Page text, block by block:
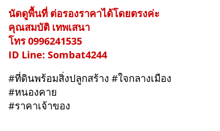
นัดดูพื้นที่ ต่อรองราคาได้โดยตรงค่ะ
คุณสมบัติ เทพเสนา
โทร 0996241535
ID Line: Sombat4244
#ที่ดินพร้อมสิ่งปลูกสร้าง #ใจกลางเมือง
#หนองคาย
#ราคาเจ้าของ